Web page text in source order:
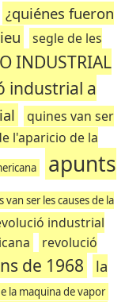
¿quiénes fueron
segle de les
INDUSTRIAL
industrial a
quines van ser
l'aparicio de la
apunts
van ser les causes de la
industrial
revolució
de 1968
la
la maquina de vapor